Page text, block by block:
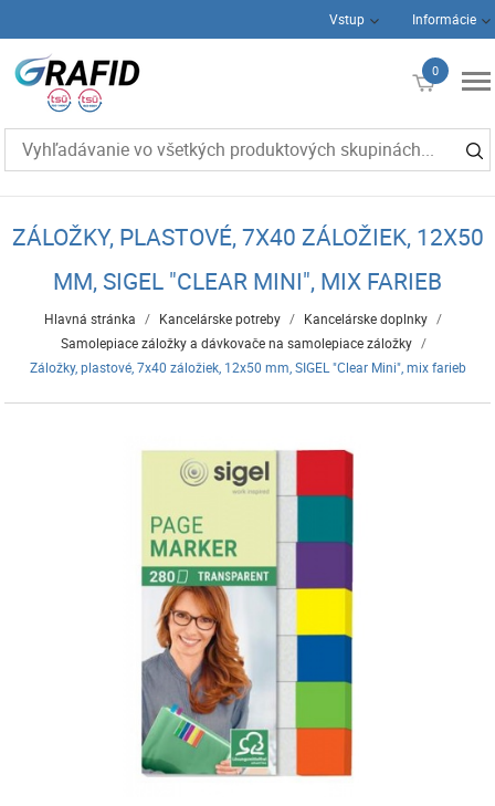
Vstup Informácie
0
€0
ZÁLOŽKY, PLASTOVÉ, 7X40 ZÁLOŽIEK, 12X50
MM, SIGEL "CLEAR MINI", MIX FARIEB
Hlavná stránka / Kancelárske potreby / Kancelárske doplnky /
Samolepiace záložky a dávkovače na samolepiace záložky /
Záložky, plastové, 7x40 záložiek, 12x50 mm, SIGEL "Clear Mini", mix farieb